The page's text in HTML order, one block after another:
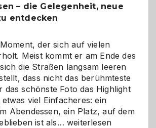
– die Gelegenheit, neue
entdecken
der sich auf vielen
Meist kommt er am Ende des
die Straßen langsam leeren
dass nicht das berühmteste
das schönste Foto das Highlight
viel Einfacheres: ein
Abendessen, ein Platz, auf dem
ist als… Als
weiterlesen